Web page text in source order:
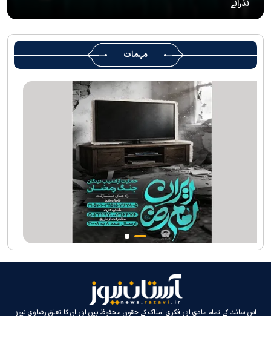
رہبرشہید ( رحمت اللہ علیہ ) کی یاد میں رضوی کتابخانہ اور میوزیمز
میں تعزیتی جلسوں اور خصوصی پروگراموں کا انعقاد
روضہ منورہ امام رضا(ع) کے خدام ، سوگوار زائرین کو کھانے اور رہائش
کی خدمات فراہم کرنے کے لئے تیار ہیں
جارجیا کے 130 رکنی مذہبی و ثقافتی وفد کا حرم امام رضا(ع) کے خدام
کی جانب سےخصوصی استقبال
نذرانے
مہمات
اس سائٹ کے تمام مادی اور فکری املاک کے حقوق محفوظ ہیں اور ان کا تعلق رضاوی نیوز